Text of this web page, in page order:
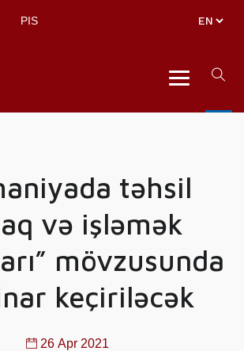
PIS
təhsil
və işləmək
mövzusunda
keçiriləcək
26 Apr 2021